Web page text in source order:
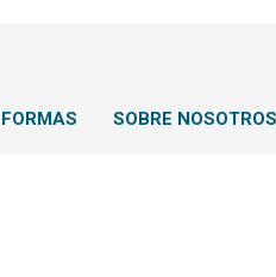
FORMAS SOBRE NOSOTROS